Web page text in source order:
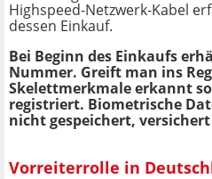
Highspeed-Netzwerk-Kabel
dessen Einkauf.
Bei Beginn des Einkaufs
Nummer. Greift man ins
Skelettmerkmale erkannt
registriert. Biometrische
nicht gespeichert,
Vorreiterrolle in